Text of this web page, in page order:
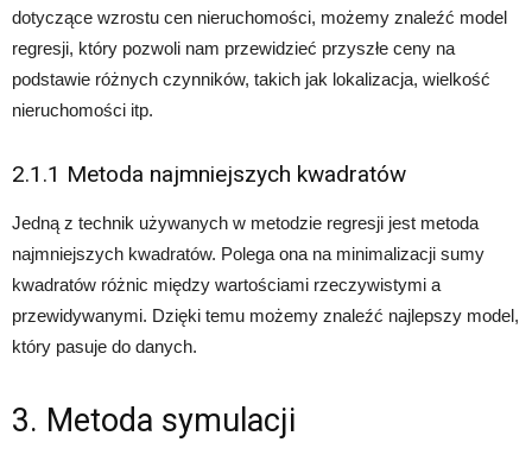
dotyczące wzrostu cen nieruchomości, możemy znaleźć model
regresji, który pozwoli nam przewidzieć przyszłe ceny na
podstawie różnych czynników, takich jak lokalizacja, wielkość
nieruchomości itp.
2.1.1 Metoda najmniejszych kwadratów
Jedną z technik używanych w metodzie regresji jest metoda
najmniejszych kwadratów. Polega ona na minimalizacji sumy
kwadratów różnic między wartościami rzeczywistymi a
przewidywanymi. Dzięki temu możemy znaleźć najlepszy model,
który pasuje do danych.
3. Metoda symulacji